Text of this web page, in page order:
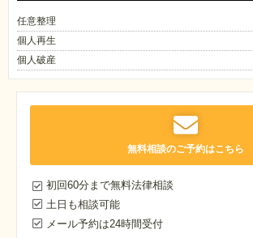
任意整理
個人再生
個人破産
無料相談のご予約はこちら
初回60分まで無料法律相談
土日も相談可能
メール予約は24時間受付